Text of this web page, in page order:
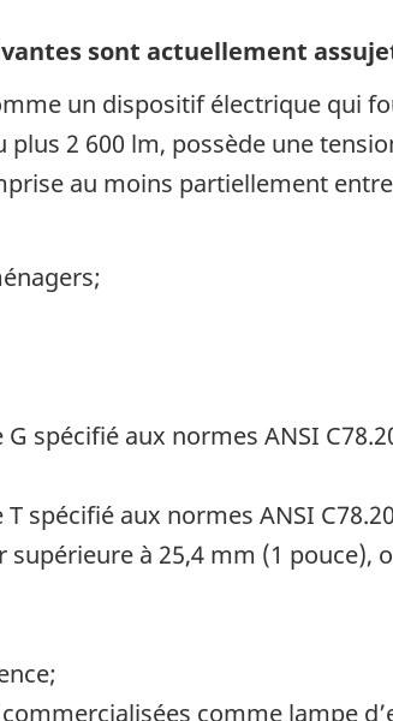
sont actuellement
un dispositif électrique qui
2 ​600 lm, possède une
au moins partiellement
spécifié aux normes ANSI
spécifié aux normes ANSI
à 25,4 mm (1 pouce),
comme lampe